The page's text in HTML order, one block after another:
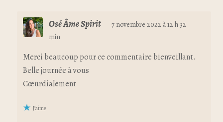
Osé Âme Spirit
7 novembre 2022 à 12 h 32
min
Merci beaucoup pour ce commentaire bienveillant.
Belle journée à vous
Cœurdialement
J’aime